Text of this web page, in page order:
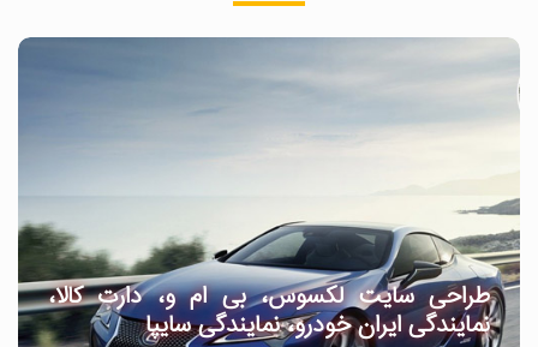
طراحی سایت لکسوس، بی ام و، دارت کالا،
نمایندگی ایران خودرو، نمایندگی سایپا